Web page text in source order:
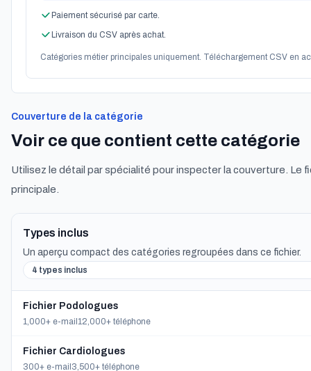
Paiement sécurisé par carte.
Livraison du CSV après achat.
Catégories métier principales uniquement. Téléchargement CSV en
Couverture de la catégorie
Voir ce que contient cette catégorie
Utilisez le détail par spécialité pour inspecter la couverture.
principale.
Types inclus
Un aperçu compact des catégories regroupées dans ce fichier.
4 types inclus
Fichier Podologues
1,000+ e-mail 12,000+ téléphone
Fichier Cardiologues
300+ e-mail 3,500+ téléphone